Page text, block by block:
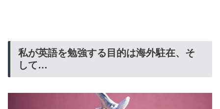
私が英語を勉強する目的は海外駐在、そ
して…